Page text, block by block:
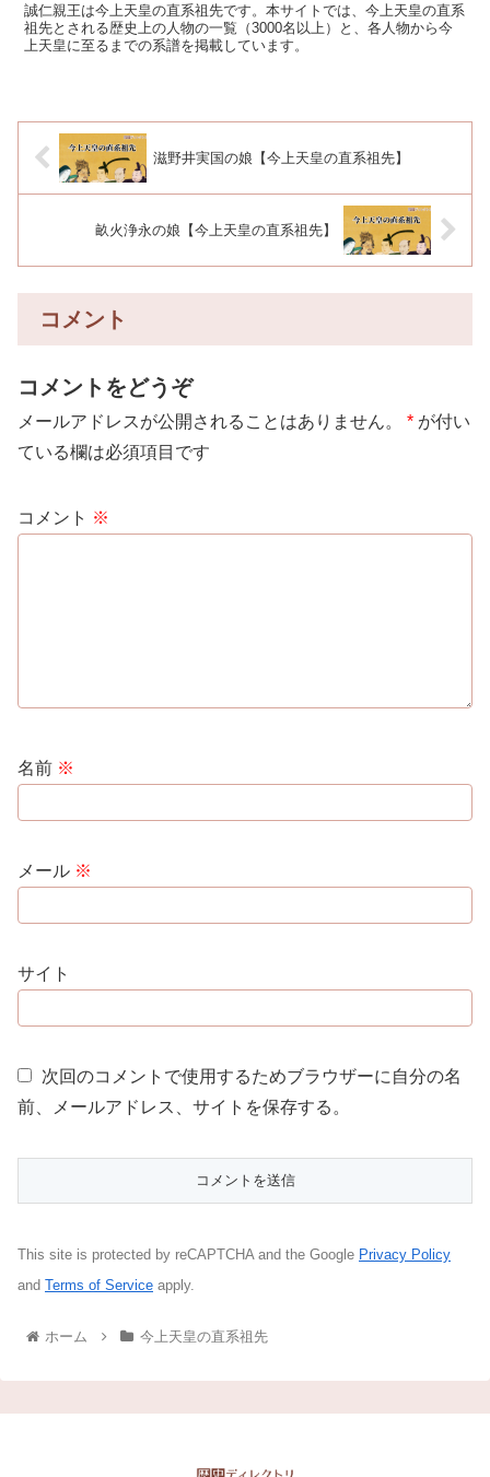
誠仁親王は今上天皇の直系祖先です。本サイトでは、今上天皇の直系
祖先とされる歴史上の人物の一覧（3000名以上）と、各人物から今
上天皇に至るまでの系譜を掲載しています。
滋野井実国の娘【今上天皇の直系祖先】
畝火浄永の娘【今上天皇の直系祖先】
コメント
コメントをどうぞ
メールアドレスが公開されることはありません。 * が付い
ている欄は必須項目です
コメント ※
名前 ※
メール ※
サイト
次回のコメントで使用するためブラウザーに自分の名
前、メールアドレス、サイトを保存する。
This site is protected by reCAPTCHA and the Google Privacy Policy
and Terms of Service apply.
ホーム 今上天皇の直系祖先